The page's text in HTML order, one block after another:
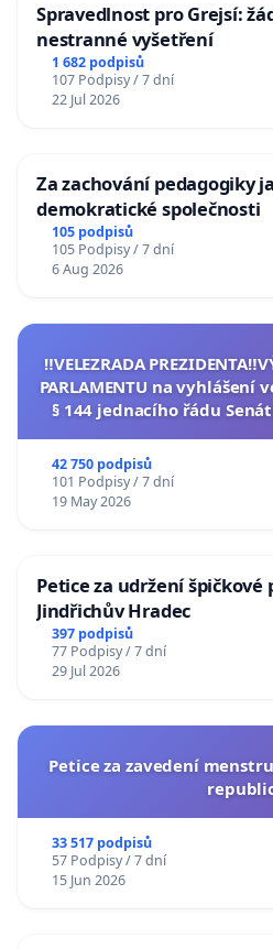
Spravedlnost pro Grejsí:
nestranné vyšetření
1 682 podpisů
107 Podpisy / 7 dní
22 Jul 2026
Za zachování pedagogiky
demokratické společnosti
105 podpisů
105 Podpisy / 7 dní
6 Aug 2026
‼️VELEZRADA
PARLAMENTU na vyhlášení
§ 144 jednacího řádu
42 750 podpisů
101 Podpisy / 7 dní
19 May 2026
Petice za udržení špičkové
Jindřichův Hradec
397 podpisů
77 Podpisy / 7 dní
29 Jul 2026
Petice za zavedení
33 517 podpisů
57 Podpisy / 7 dní
15 Jun 2026